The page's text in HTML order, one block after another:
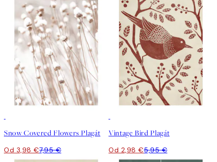
Snow Covered Flowers Plagát
Od 3,98 €7,95 €
Vintage Bird Plagát
Od 2,98 €5,95 €